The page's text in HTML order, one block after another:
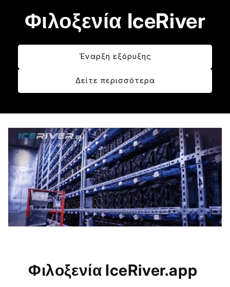
Φιλοξενία IceRiver
Έναρξη εξόρυξης
Δείτε περισσότερα
Φιλοξενία IceRiver.app